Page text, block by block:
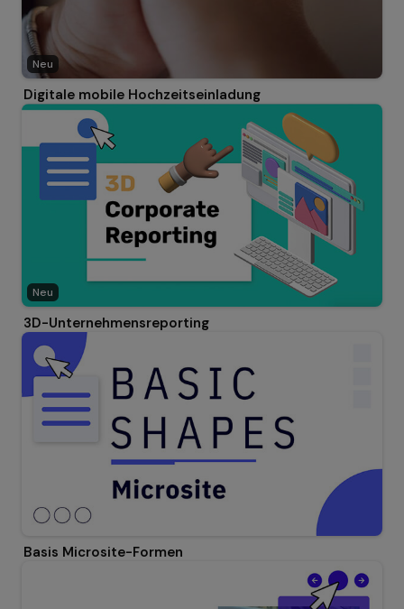
Neu
Digitale mobile Hochzeitseinladung
Neu
3D-Unternehmensreporting
Basis Microsite-Formen